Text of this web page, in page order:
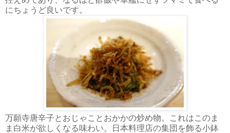
にちょうど良いです。
万願寺唐辛子とおじゃことおかかの炒め物。これはこのま
ま白米が欲しくなる味わい。日本料理店の集団を飾る小鉢